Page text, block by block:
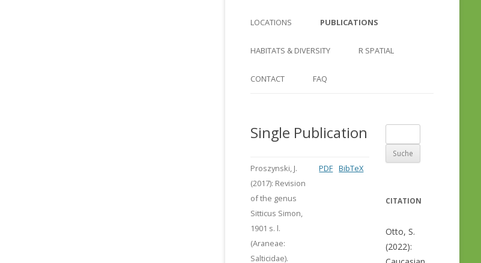
CHECKLIST CAUCASUS
COUNTRY AND REGION
LOCATIONS
SINGLE LOCATION
PUBLICATIONS
LINKS
HABITATS & DIVERSITY
SPIDER DIVERSITY PATTERNS
R SPATIAL
ECOREGION
RASTER BASICS 3 – AREA
CONTACT FAQ
Single Publication
Proszynski, J.
(2017): Revision
of the genus
Sitticus Simon,
1901 s. l.
(Araneae:
Salticidae).
PDF BibTeX
nach:
CITATION
Otto, S.
(2022):